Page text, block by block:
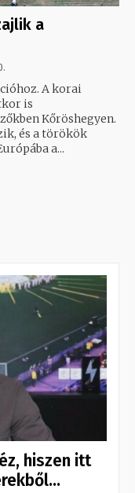
a
A korai
is
Kőröshegyen.
és a törökök
a...
hiszen itt